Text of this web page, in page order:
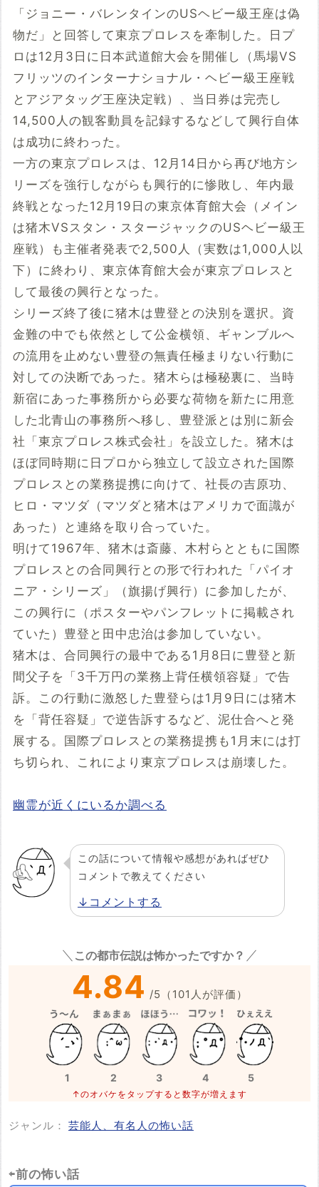
「ジョニー・バレンタインのUSヘビー級王座は偽
物だ」と回答して東京プロレスを牽制した。日プ
ロは12月3日に日本武道館大会を開催し（馬場VS
フリッツのインターナショナル・ヘビー級王座戦
とアジアタッグ王座決定戦）、当日券は完売し
14,500人の観客動員を記録するなどして興行自体
は成功に終わった。
一方の東京プロレスは、12月14日から再び地方シ
リーズを強行しながらも興行的に惨敗し、年内最
終戦となった12月19日の東京体育館大会（メイン
は猪木VSスタン・スタージャックのUSヘビー級王
座戦）も主催者発表で2,500人（実数は1,000人以
下）に終わり、東京体育館大会が東京プロレスと
して最後の興行となった。
シリーズ終了後に猪木は豊登との決別を選択。資
金難の中でも依然として公金横領、ギャンブルへ
の流用を止めない豊登の無責任極まりない行動に
対しての決断であった。猪木らは極秘裏に、当時
新宿にあった事務所から必要な荷物を新たに用意
した北青山の事務所へ移し、豊登派とは別に新会
社「東京プロレス株式会社」を設立した。猪木は
ほぼ同時期に日プロから独立して設立された国際
プロレスとの業務提携に向けて、社長の吉原功、
ヒロ・マツダ（マツダと猪木はアメリカで面識が
あった）と連絡を取り合っていた。
明けて1967年、猪木は斎藤、木村らとともに国際
プロレスとの合同興行との形で行われた「パイオ
ニア・シリーズ」（旗揚げ興行）に参加したが、
この興行に（ポスターやパンフレットに掲載され
ていた）豊登と田中忠治は参加していない。
猪木は、合同興行の最中である1月8日に豊登と新
間父子を「3千万円の業務上背任横領容疑」で告
訴。この行動に激怒した豊登らは1月9日には猪木
を「背任容疑」で逆告訴するなど、泥仕合へと発
展する。国際プロレスとの業務提携も1月末には打
ち切られ、これにより東京プロレスは崩壊した。
幽霊が近くにいるか調べる
この話について情報や感想があればぜひ
コメントで教えてください
↓コメントする
この都市伝説は怖かったですか？
4.84 /5 （ 101 人が評価）
1 2 3 4 5
↑のオバケをタップすると数字が増えます
ジャンル： 芸能人、有名人の怖い話
⇦前の怖い話